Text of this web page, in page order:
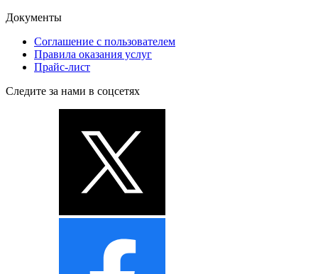
Документы
Соглашение с пользователем
Правила оказания услуг
Прайс-лист
Следите за нами в соцсетях